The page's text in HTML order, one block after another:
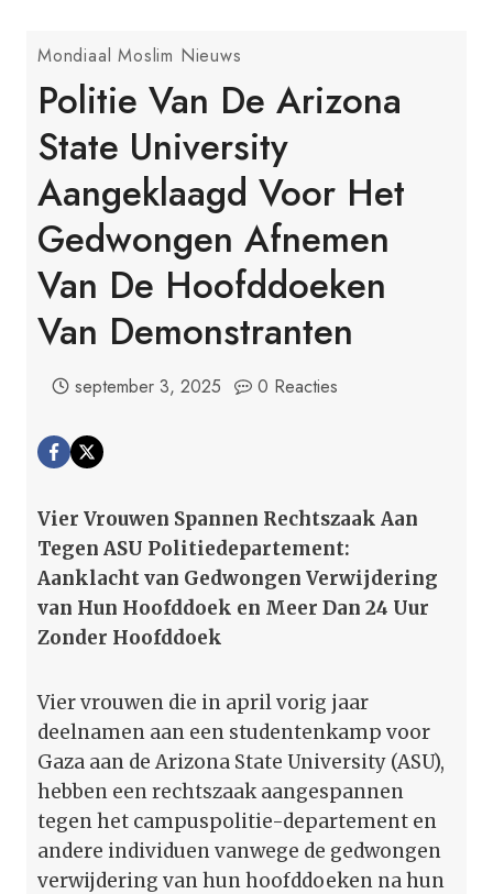
Mondiaal Moslim Nieuws
Politie Van De Arizona
State University
Aangeklaagd Voor Het
Gedwongen Afnemen
Van De Hoofddoeken
Van Demonstranten
september 3, 2025 0 Reacties
Vier Vrouwen Spannen Rechtszaak Aan
Tegen ASU Politiedepartement:
Aanklacht van Gedwongen Verwijdering
van Hun Hoofddoek en Meer Dan 24 Uur
Zonder Hoofddoek
Vier vrouwen die in april vorig jaar
deelnamen aan een studentenkamp voor
Gaza aan de Arizona State University (ASU),
hebben een rechtszaak aangespannen
tegen het campuspolitie-departement en
andere individuen vanwege de gedwongen
verwijdering van hun hoofddoeken na hun